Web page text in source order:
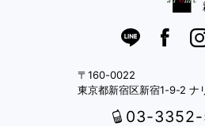
〒160-0022
東京都新宿区新宿1-9-2 ナ
03-3352-